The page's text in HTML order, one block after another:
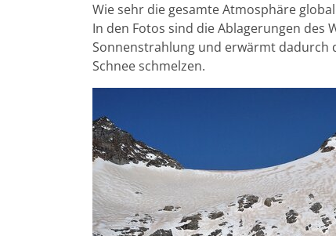
Wie sehr die gesamte Atmosphäre
In den Fotos sind die Ablagerungen des
Sonnenstrahlung und erwärmt dadurch
Schnee schmelzen.